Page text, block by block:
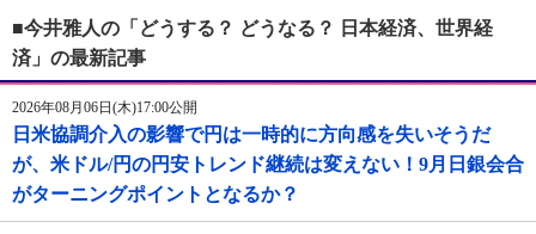
■今井雅人の「どうする？ どうなる？ 日本経済、世界経
済」の最新記事
2026年08月06日(木)17:00公開
日米協調介入の影響で円は一時的に方向感を失いそうだ
が、米ドル/円の円安トレンド継続は変えない！9月日銀会合
がターニングポイントとなるか？